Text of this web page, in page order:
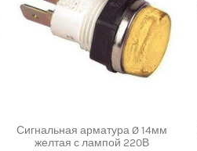
Сигнальная арматура Ø 14мм
желтая с лампой 220В